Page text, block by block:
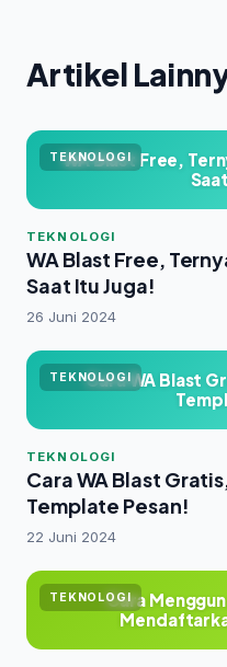
Artikel
TEKNOLOGI
WA Blast Free,
TEKNOLOGI
WA Blast Free,
Saat Itu Juga!
26 Juni 2024
TEKNOLOGI
Cara WA Blast
TEKNOLOGI
Cara WA Blast
Template Pesan!
22 Juni 2024
TEKNOLOGI
Cara